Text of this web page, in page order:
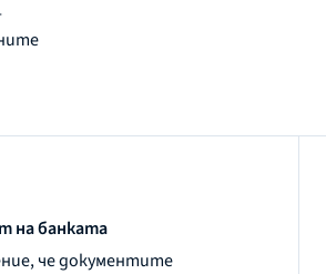
на банката
че документите